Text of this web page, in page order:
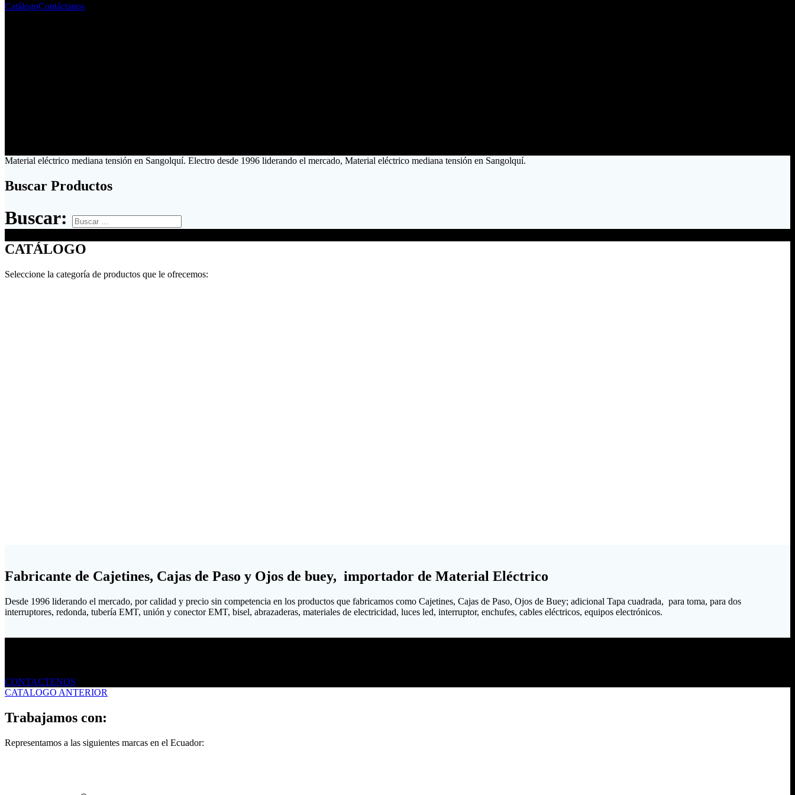
CatálogoContáctanos
Material eléctrico mediana tensión en Sangolquí. Electro desde 1996 liderando el mercado, Material eléctrico mediana tensión en Sangolquí.
Buscar Productos
Buscar:
CATÁLOGO
Seleccione la categoría de productos que le ofrecemos:
Fabricante de Cajetines, Cajas de Paso y Ojos de buey, importador de Material Eléctrico
Desde 1996 liderando el mercado, por calidad y precio sin competencia en los productos que fabricamos como Cajetines, Cajas de Paso, Ojos de Buey; adicional Tapa cuadrada, para toma, para dos
interruptores, redonda, tubería EMT, unión y conector EMT, bisel, abrazaderas, materiales de electricidad, luces led, interruptor, enchufes, cables eléctricos, equipos electrónicos.
CONTACTENOS
CATALOGO ANTERIOR
Trabajamos con:
Representamos a las siguientes marcas en el Ecuador: